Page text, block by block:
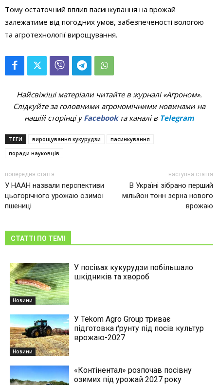
Тому остаточний вплив пасинкування на врожай
залежатиме від погодних умов, забезпеченості вологою
та агротехнології вирощування.
Найсвіжіші матеріали читайте в журналі «Агроном».
Слідкуйте за головними агрономічними новинами на
нашій сторінці уFacebookта каналі в Telegram
ТЕГИ вирощування кукурудзи
пасинкування
поради науковців
попередня стаття
У НААН назвали перспективи
цьогорічного урожаю озимої
пшениці
наступна стаття
В Україні зібрано перший
мільйон тонн зерна нового
врожаю
СТАТТІ ПО ТЕМІ
Новини
У посівах кукурудзи побільшало
шкідників та хвороб
Новини
У Tekom Agro Group триває
підготовка ґрунту під посів культур
врожаю-2027
«Контінентал» розпочав посівну
озимих під урожай 2027 року